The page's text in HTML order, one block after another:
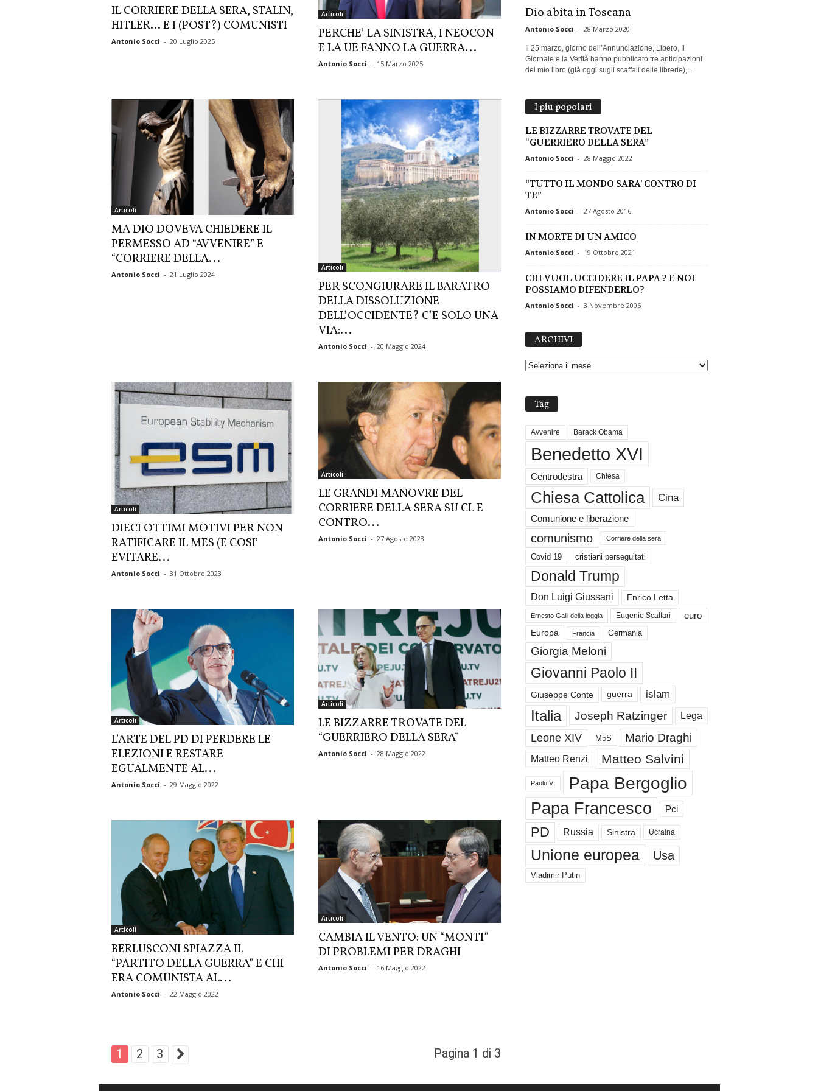
IL CORRIERE DELLA SERA, STALIN,
HITLER… E I (POST?) COMUNISTI
Antonio Socci - 20 Luglio 2025
Articoli
PERCHE’ LA SINISTRA, I NEOCON
E LA UE FANNO LA GUERRA...
Antonio Socci - 15 Marzo 2025
Articoli
MA DIO DOVEVA CHIEDERE IL
PERMESSO AD “AVVENIRE” E
“CORRIERE DELLA...
Antonio Socci - 21 Luglio 2024
Articoli
PER SCONGIURARE IL BARATRO
DELLA DISSOLUZIONE
DELL’OCCIDENTE? C’E SOLO UNA
VIA:...
Antonio Socci - 20 Maggio 2024
Articoli
DIECI OTTIMI MOTIVI PER NON
RATIFICARE IL MES (E COSI’
EVITARE...
Antonio Socci - 31 Ottobre 2023
Articoli
LE GRANDI MANOVRE DEL
CORRIERE DELLA SERA SU CL E
CONTRO...
Antonio Socci - 27 Agosto 2023
Articoli
L’ARTE DEL PD DI PERDERE LE
ELEZIONI E RESTARE
EGUALMENTE AL...
Antonio Socci - 29 Maggio 2022
Articoli
LE BIZZARRE TROVATE DEL
“GUERRIERO DELLA SERA”
Antonio Socci - 28 Maggio 2022
Articoli
BERLUSCONI SPIAZZA IL
“PARTITO DELLA GUERRA” E CHI
ERA COMUNISTA AL...
Antonio Socci - 22 Maggio 2022
Articoli
CAMBIA IL VENTO: UN “MONTI”
DI PROBLEMI PER DRAGHI
Antonio Socci - 16 Maggio 2022
1 2 3 Pagina 1 di 3
Dio abita in Toscana
Antonio Socci - 28 Marzo 2020
Il 25 marzo, giorno dell’Annunciazione, Libero, Il
Giornale e la Verità hanno pubblicato tre anticipazioni
del mio libro (già oggi sugli scaffali delle librerie),...
I più popolari
LE BIZZARRE TROVATE DEL
“GUERRIERO DELLA SERA”
Antonio Socci - 28 Maggio 2022
“TUTTO IL MONDO SARA’ CONTRO DI
TE”
Antonio Socci - 27 Agosto 2016
IN MORTE DI UN AMICO
Antonio Socci - 19 Ottobre 2021
CHI VUOL UCCIDERE IL PAPA ? E NOI
POSSIAMO DIFENDERLO?
Antonio Socci - 3 Novembre 2006
ARCHIVI
H
Tag
Avvenire Barack Obama
Benedetto XVI
Centrodestra Chiesa
Chiesa Cattolica Cina
Comunione e liberazione
comunismo Corriere della sera
Covid 19 cristiani perseguitati
Donald Trump
Don Luigi Giussani Enrico Letta
Ernesto Galli della loggia Eugenio Scalfari euro
Europa Francia Germania
Giorgia Meloni
Giovanni Paolo II
Giuseppe Conte guerra islam
Italia Joseph Ratzinger Lega
Leone XIV M5S Mario Draghi
Matteo Renzi Matteo Salvini
Paolo VI Papa Bergoglio
Papa Francesco Pci
PD Russia Sinistra Ucraina
Unione europea Usa
Vladimir Putin